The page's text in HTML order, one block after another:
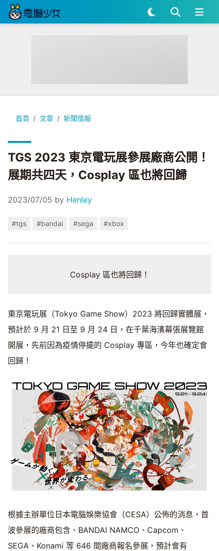
首頁 文章 新聞情報
TGS 2023 東京電玩展參展廠商公開！展期共四天，Cosplay
TGS 2023 東京電玩展參展廠商公開！
展期共四天，Cosplay 區也將回歸
2023/07/05 by Henley
#tgs #bandai #sega #xbox
Cosplay 區也將回歸！
東京電玩展（Tokyo Game Show）2023 將回歸實體展，
預計於 9 月 21 日至 9 月 24 日，在千葉海濱幕張展覽館
開展，先前因為疫情停擺的 Cosplay 專區，今年也確定會
回歸！
根據主辦單位日本電腦娛樂協會（CESA）公佈的消息，首
波參展的廠商包含、BANDAI NAMCO、Capcom、
SEGA、Konami 等 646 間廠商報名參展，預計會有